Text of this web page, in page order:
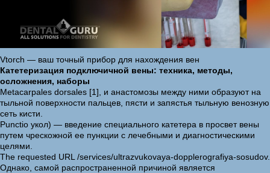
Vtorch — ваш точный прибор для нахождения вен
Катетеризация подключичной вены: техника, методы,
осложнения, наборы
Metacarpales dorsales [1], и анастомозы между ними образуют на
тыльной поверхности пальцев, пясти и запястья тыльную венозную
сеть кисти.
Punctio укол) — введение специального катетера в просвет вены
путем чрескожной ее пункции с лечебными и диагностическими
целями.
The requested URL /services/ultrazvukovaya-dopplerografiya-sosudov.
Однако, самой распространенной причиной является